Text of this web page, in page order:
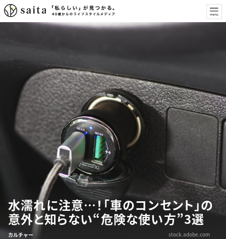
水濡れに注意…！「車のコンセント」の
意外と知らない“危険な使い方”3選
カルチャー stock.adobe.com